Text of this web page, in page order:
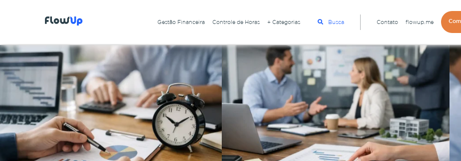
Gestão Financeira Controle de Horas + Categorias Busca Contato flowup.me